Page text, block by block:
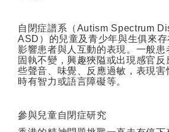
自閉症譜系（Autism Spectrum
ASD ）的兒童及青少年與生俱來存
影響患者與人互動的表現。一般患
固執不變，興趣狹隘或出現感官
些聲音、味覺、反應過敏，表現害
時有智力或語言障礙等。
參與兒童自閉症研究